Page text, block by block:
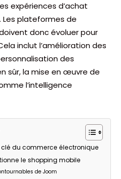
expériences d’achat
Les plateformes de
donc évoluer pour
inclut l’amélioration des
des
sûr, la mise en œuvre de
l’intelligence
clé du commerce électronique
le shopping mobile
de Joom